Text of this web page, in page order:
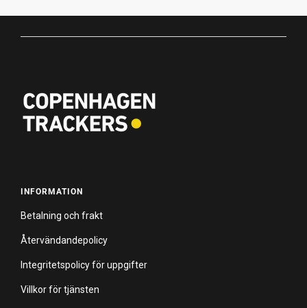
INFORMATION
Betalning och frakt
Återvändandepolicy
Integritetspolicy för uppgifter
Villkor för tjänsten